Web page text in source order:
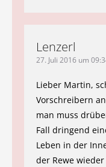
Lenzerl
27. Juli 2016 um
Lieber Martin,
Vorschreibern
man muss
Fall dringend
Leben in der
der Rewe